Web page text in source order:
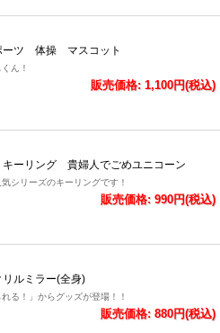
ーツ 体操 マスコット
ん！
販売価格: 1,100円(税込)
ーリング 貴婦人でごめユニコーン
シリーズのキーリングです！
販売価格: 990円(税込)
ルミラー(全身)
れる！」からグッズが登場！！
販売価格: 880円(税込)